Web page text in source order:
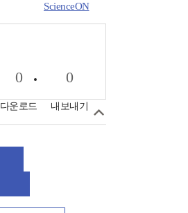
ScienceON
0
다운로드
0
내보내기